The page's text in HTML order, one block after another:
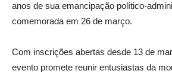
anos de sua emancipação político-
comemorada em 26 de março.
Com inscrições abertas desde 13 de
evento promete reunir entusiastas da